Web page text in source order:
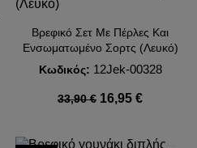
Βρεφικό Σετ Με Πέρλες Και
Ενσωματωμένο Σορτς (Λευκό)
Κωδικός: 12Jek-00328
33,90 € 16,95 €